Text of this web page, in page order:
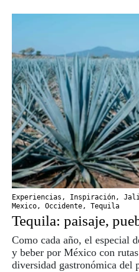
Experiencias , Inspiración,
Mexico, Occidente, Tequila
Tequila: paisaje,
Como cada año, el especial
y beber por México con
diversidad gastronómica del